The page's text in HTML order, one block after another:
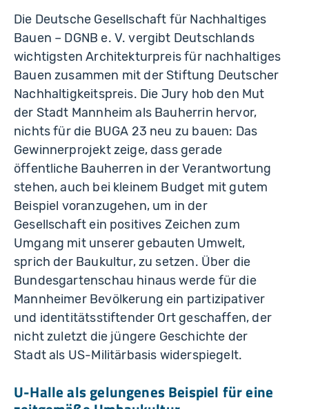
Die Deutsche Gesellschaft für Nachhaltiges
Bauen – DGNB e. V. vergibt Deutschlands
wichtigsten Architekturpreis für nachhaltiges
Bauen zusammen mit der Stiftung Deutscher
Nachhaltigkeitspreis. Die Jury hob den Mut
der Stadt Mannheim als Bauherrin hervor,
nichts für die BUGA 23 neu zu bauen: Das
Gewinnerprojekt zeige, dass gerade
öffentliche Bauherren in der Verantwortung
stehen, auch bei kleinem Budget mit gutem
Beispiel voranzugehen, um in der
Gesellschaft ein positives Zeichen zum
Umgang mit unserer gebauten Umwelt,
sprich der Baukultur, zu setzen. Über die
Bundesgartenschau hinaus werde für die
Mannheimer Bevölkerung ein partizipativer
und identitätsstiftender Ort geschaffen, der
nicht zuletzt die jüngere Geschichte der
Stadt als US-Militärbasis widerspiegelt.
U-Halle als gelungenes Beispiel für eine